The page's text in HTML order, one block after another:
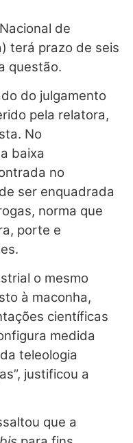
de
terá prazo de seis
questão.
do julgamento
pela relatora,
No
baixa
no
ser enquadrada
norma que
porte e
o mesmo
à maconha,
científicas
medida
teleologia
justificou a
que a